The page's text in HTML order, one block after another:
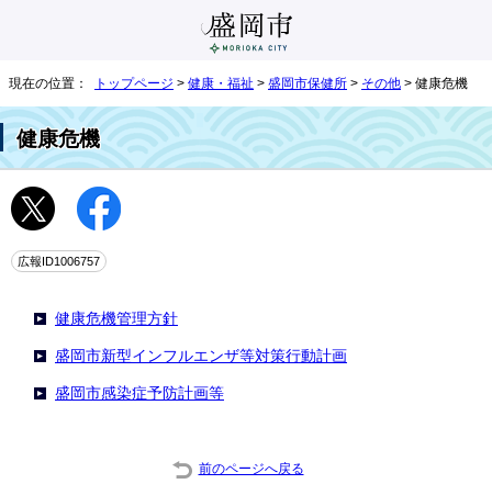
現在の位置： トップページ > 健康・福祉 > 盛岡市保健所 > その他 > 健康危機
健康危機
広報ID1006757
健康危機管理方針
盛岡市新型インフルエンザ等対策行動計画
盛岡市感染症予防計画等
前のページへ戻る